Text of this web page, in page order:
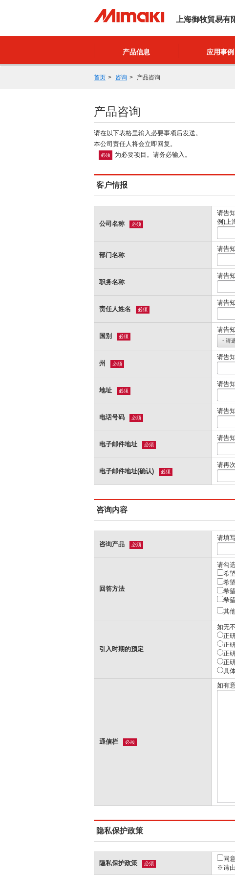
上海御牧貿易有
产品信息 应用事例
首页 咨询 产品咨询
产品咨询
请在以下表格里输入必要事项后发送。
本公司责任人将会立即回复。
必须 为必要项目。请务必输入。
客户情报
公司名称 必须
请告
例)上
部门名称
请告
职务名称
请告
责任人姓名 必须
请告
国别 必须
请告
州 必须
请告
地址 必须
请告
电话号码 必须
请告
电子邮件地址 必须
请告
电子邮件地址(确认) 必须
请再
咨询内容
咨询产品 必须
请填
回答方法
请勾
希
希
希
希
其
引入时期的预定
如无
正
正
正
正
具
通信栏 必须
如有
隐私保护政策
隐私保护政策 必须
同
※请